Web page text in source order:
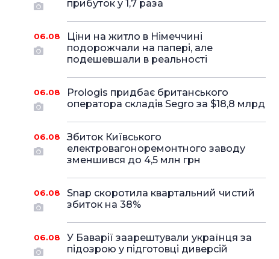
прибуток у 1,7 раза
06.08
Ціни на житло в Німеччині
подорожчали на папері, але
подешевшали в реальності
06.08
Prologis придбає британського
оператора складів Segro за $18,8 млрд
06.08
Збиток Київського
електровагоноремонтного заводу
зменшився до 4,5 млн грн
06.08
Snap скоротила квартальний чистий
збиток на 38%
06.08
У Баварії заарештували українця за
підозрою у підготовці диверсій